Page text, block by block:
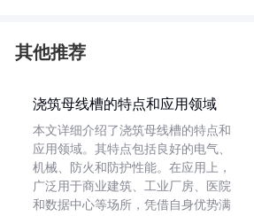
其他推荐
浇筑母线槽的特点和应用领域
本文详细介绍了浇筑母线槽的特点和
应用领域。其特点包括良好的电气、
机械、防火和防护性能。在应用上，
广泛用于商业建筑、工业厂房、医院
和数据中心等场所，凭借自身优势满